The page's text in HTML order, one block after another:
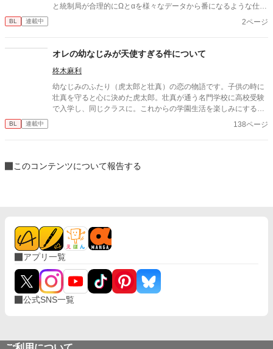
と統制局が合理的にΩとαを様々なデータから番になるような仕組
みだった。 基本的には番の組み合わせは獣人には獣人、しかしノ
BL 連載中 2ページ
オレの幼なじみが天使すぎる件について
柊木麻利
幼なじみのふたり（虎太郎と壮真）の恋の物語です。子供の時に
壮真を守ると心に決めた虎太郎。壮真が通う名門学校に高校受験
で入学し、同じクラスに。これからの学園生活を楽しみにする二
人だったが、壮真に魔の手が…。 ※4、5話は特にやな感じの展開
なので閲覧注意です…。飛ばしていただいても、壮真がひどい目
BL 連載中 138ページ
このコンテンツについて報告する
アプリ一覧
公式SNS一覧